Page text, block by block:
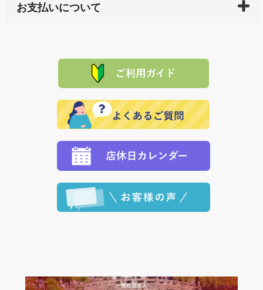
サイト内で購入された商品の送料は、こちらの
全国送
れの生産メーカーからお客様の元へ直送いたしますの
で、 それぞれ個別に送料が必要になります。
または配送途中の 事故などで不都合が生じている場合
品代金を返金いたします。）
その際は誠に申し訳ありませんが、当協会までご注文
願いいたします。
お支払いについて
た場合、お客様からの ご入金を確認した後で、商品を
定された場合は、準備出来次第の便にてお送りいたし
ます。 （到着日指定をされている場合は、ご指定の日
程に合わせてお届けいたします。）